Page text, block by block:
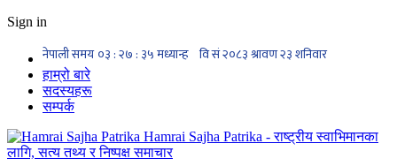
Sign in
हाम्रो बारे
सदस्यहरू
सम्पर्क
Hamrai Sajha Patrika - राष्ट्रीय स्वाभिमानका
लागि, सत्य तथ्य र निष्पक्ष समाचार